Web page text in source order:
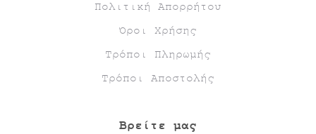
Πολιτική Απορρήτου
Όροι Χρήσης
Τρόποι Πληρωμής
Τρόποι Αποστολής
Βρείτε μας